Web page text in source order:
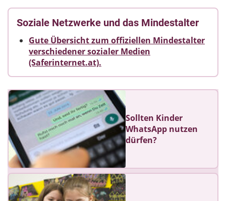
Soziale Netzwerke und das Mindestalter
Gute Übersicht zum offiziellen Mindestalter
verschiedener sozialer Medien
(Saferinternet.at).
Sollten Kinder
WhatsApp nutzen
dürfen?